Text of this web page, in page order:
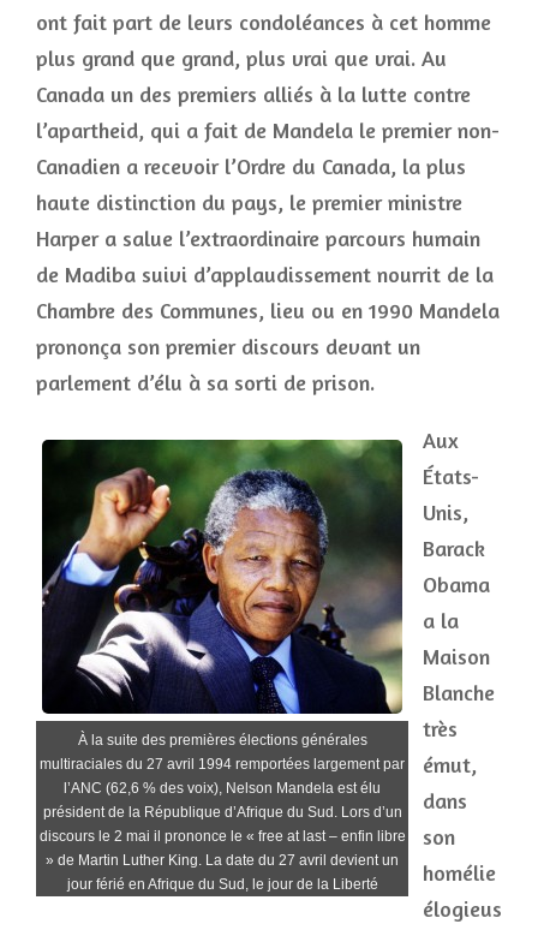
ont fait part de leurs condoléances à cet homme
plus grand que grand, plus vrai que vrai. Au
Canada un des premiers alliés à la lutte contre
l’apartheid, qui a fait de Mandela le premier non-
Canadien a recevoir l’Ordre du Canada, la plus
haute distinction du pays, le premier ministre
Harper a salue l’extraordinaire parcours humain
de Madiba suivi d’applaudissement nourrit de la
Chambre des Communes, lieu ou en 1990 Mandela
prononça son premier discours devant un
parlement d’élu à sa sorti de prison.
À la suite des premières élections générales
multiraciales du 27 avril 1994 remportées largement par
l’ANC (62,6 % des voix), Nelson Mandela est élu
président de la République d’Afrique du Sud. Lors d’un
discours le 2 mai il prononce le « free at last – enfin libre
» de Martin Luther King. La date du 27 avril devient un
jour férié en Afrique du Sud, le jour de la Liberté
Aux
États-
Unis,
Barack
Obama
a la
Maison
Blanche
très
émut,
dans
son
homélie
élogieus